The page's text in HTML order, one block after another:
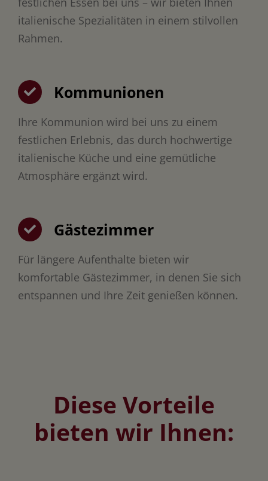
italienische Spezialitäten in einem stilvollen
Rahmen.
Kommunionen
Ihre Kommunion wird bei uns zu einem
festlichen Erlebnis, das durch hochwertige
italienische Küche und eine gemütliche
Atmosphäre ergänzt wird.
Gästezimmer
Für längere Aufenthalte bieten wir
komfortable Gästezimmer, in denen Sie sich
entspannen und Ihre Zeit genießen können.
Diese Vorteile
bieten wir Ihnen: